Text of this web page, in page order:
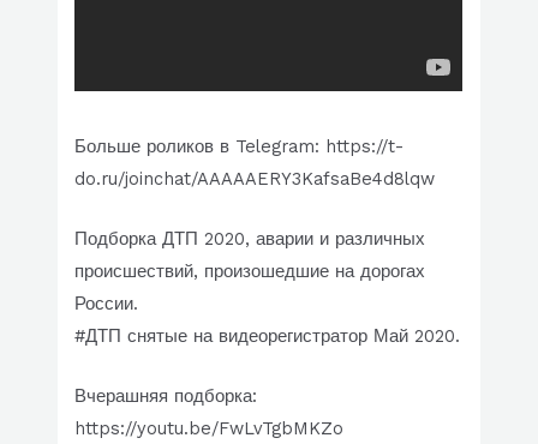
Больше роликов в Telegram: https://t-
do.ru/joinchat/AAAAAERY3KafsaBe4d8lqw
Подборка ДТП 2020, аварии и различных
происшествий, произошедшие на дорогах
России.
#ДТП снятые на видеорегистратор Май 2020.
Вчерашняя подборка:
https://youtu.be/FwLvTgbMKZo